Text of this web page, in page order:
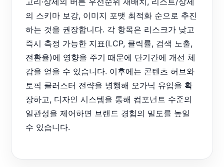
의 스키마 보강, 이미지 포맷 최적화 순으로 추진
하는 것을 권장합니다. 각 항목은 리스크가 낮고
즉시 측정 가능한 지표(LCP, 클릭률, 검색 노출,
전환율)에 영향을 주기 때문에 단기간에 개선 체
감을 얻을 수 있습니다. 이후에는 콘텐츠 허브와
토픽 클러스터 전략을 병행해 오가닉 유입을 확
장하고, 디자인 시스템을 통해 컴포넌트 수준의
일관성을 제어하면 브랜드 경험의 밀도를 높일
수 있습니다.